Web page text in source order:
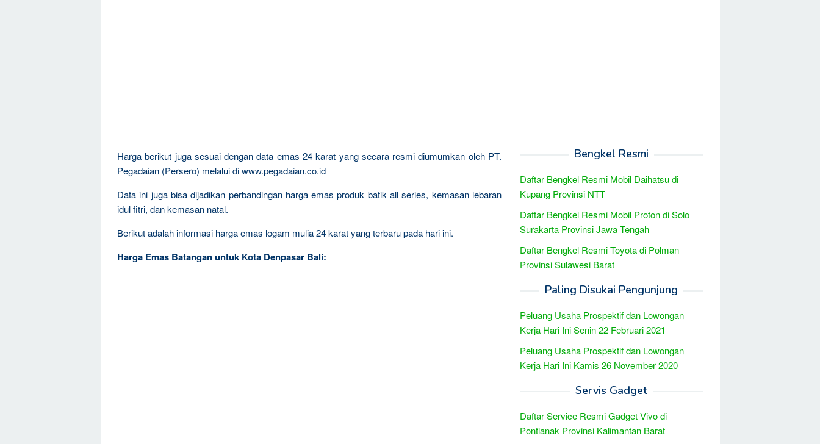
Harga berikut juga sesuai dengan data emas 24 karat yang secara resmi diumumkan oleh PT.
Pegadaian (Persero) melalui di www.pegadaian.co.id
Data ini juga bisa dijadikan perbandingan harga emas produk batik all series, kemasan lebaran
idul fitri, dan kemasan natal.
Berikut adalah informasi harga emas logam mulia 24 karat yang terbaru pada hari ini.
Harga Emas Batangan untuk Kota Denpasar Bali:
Bengkel Resmi
Daftar Bengkel Resmi Mobil Daihatsu di
Kupang Provinsi NTT
Daftar Bengkel Resmi Mobil Proton di Solo
Surakarta Provinsi Jawa Tengah
Daftar Bengkel Resmi Toyota di Polman
Provinsi Sulawesi Barat
Paling Disukai Pengunjung
Peluang Usaha Prospektif dan Lowongan
Kerja Hari Ini Senin 22 Februari 2021
Peluang Usaha Prospektif dan Lowongan
Kerja Hari Ini Kamis 26 November 2020
Servis Gadget
Daftar Service Resmi Gadget Vivo di
Pontianak Provinsi Kalimantan Barat